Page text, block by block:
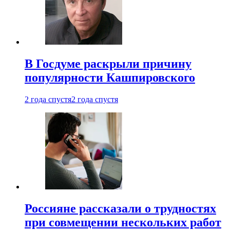
В Госдуме раскрыли причину
популярности Кашпировского
2 года спустя2 года спустя
Россияне рассказали о трудностях
при совмещении нескольких работ